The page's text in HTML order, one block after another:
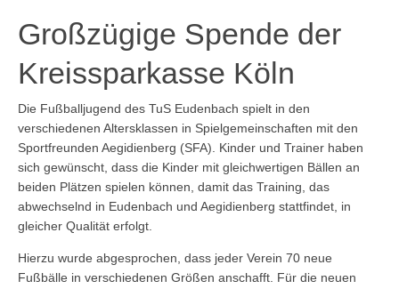
Großzügige Spende der
Kreissparkasse Köln
Die Fußballjugend des TuS Eudenbach spielt in den
verschiedenen Altersklassen in Spielgemeinschaften mit den
Sportfreunden Aegidienberg (SFA). Kinder und Trainer haben
sich gewünscht, dass die Kinder mit gleichwertigen Bällen an
beiden Plätzen spielen können, damit das Training, das
abwechselnd in Eudenbach und Aegidienberg stattfindet, in
gleicher Qualität erfolgt.
Hierzu wurde abgesprochen, dass jeder Verein 70 neue
Fußbälle in verschiedenen Größen anschafft. Für die neuen